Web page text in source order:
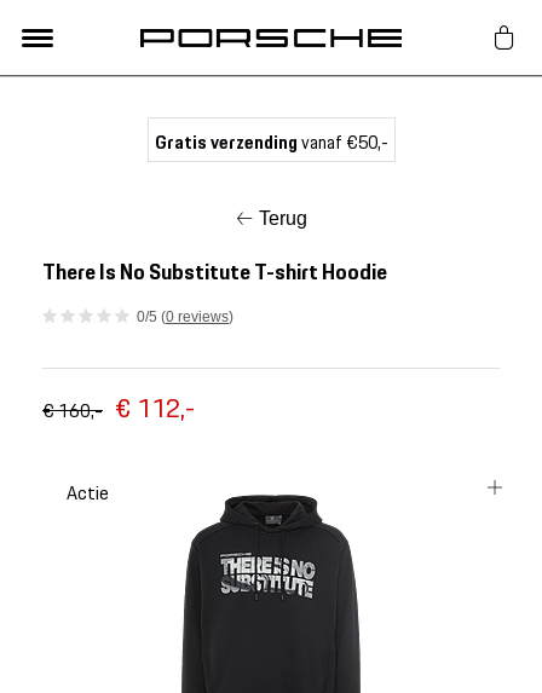
Nieuw
Acties
Gratis verzendingvanaf €50,-
Terug
There Is No Substitute T-shirt Hoodie
0/5 (0 reviews)
€ 160,- € 112,-
Actie